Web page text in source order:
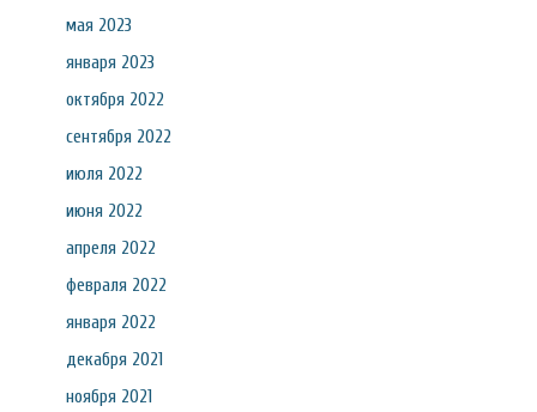
мая 2023
января 2023
октября 2022
сентября 2022
июля 2022
июня 2022
апреля 2022
февраля 2022
января 2022
декабря 2021
ноября 2021